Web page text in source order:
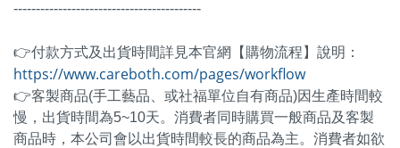
------------------------------------------
👉付款方式及出貨時間詳見本官網【購物流程】說明：
https://www.careboth.com/pages/workflow
👉客製商品(手工藝品、或社福單位自有商品)因生產時間較
慢，出貨時間為5~10天。消費者同時購買一般商品及客製
商品時，本公司會以出貨時間較長的商品為主。消費者如欲